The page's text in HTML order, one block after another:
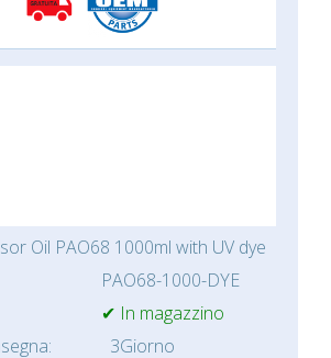
Oil PAO68 1000ml with UV dye
PAO68-1000-DYE
✔ In magazzino
3Giorno